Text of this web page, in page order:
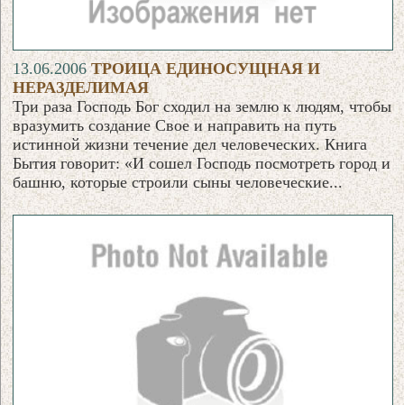
13.06.2006ТРОИЦА ЕДИНОСУЩНАЯ И
НЕРАЗДЕЛИМАЯ
Три раза Господь Бог сходил на землю к людям, чтобы
вразумить создание Свое и направить на путь
истинной жизни течение дел человеческих. Книга
Бытия говорит: «И сошел Господь посмотреть город и
башню, которые строили сыны человеческие...